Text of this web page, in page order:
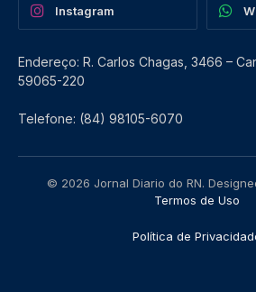
Instagram
Endereço: R. Carlos Chagas, 3466 –
59065-220
Telefone: (84) 98105-6070
© 2026 Jornal Diario do RN.
Termos de Uso
Política de